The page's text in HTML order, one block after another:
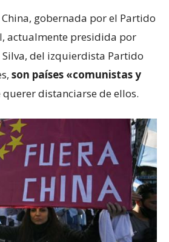
gobernada por el Partido
actualmente presidida por
del izquierdista Partido
son países «comunistas y
querer distanciarse de ellos.